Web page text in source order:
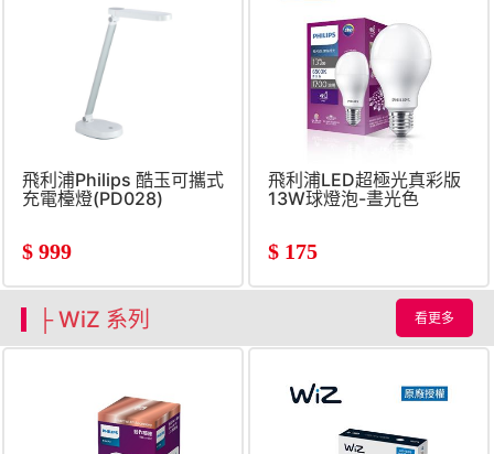
飛利浦Philips 酷玉可攜式
充電檯燈(PD028)
$ 999
飛利浦LED超極光真彩版
13W球燈泡-晝光色
$ 175
├ WiZ 系列 看更多